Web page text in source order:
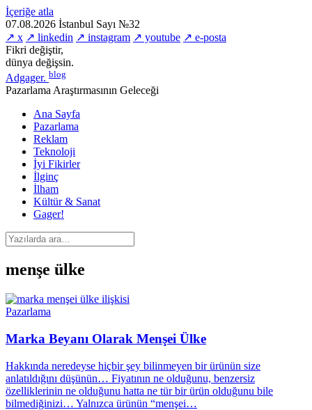
İçeriğe atla
07.08.2026 İstanbul Sayı №32
↗ x ↗ linkedin ↗ instagram ↗ youtube ↗ e-posta
Fikri değiştir,
dünya değişsin.
Adgager. blog
Pazarlama Araştırmasının Geleceği
Ana Sayfa
Pazarlama
Reklam
Teknoloji
İyi Fikirler
İlginç
İlham
Kültür & Sanat
Gager!
menşe ülke
Pazarlama
Marka Beyanı Olarak Menşei Ülke
Hakkında neredeyse hiçbir şey bilinmeyen bir ürünün size
anlatıldığını düşünün… Fiyatının ne olduğunu, benzersiz
özelliklerinin ne olduğunu hatta ne tür bir ürün olduğunu bile
bilmediğinizi… Yalnızca ürünün “menşei…